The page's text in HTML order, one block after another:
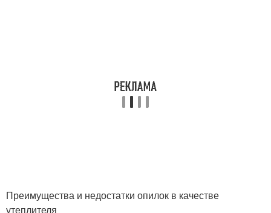
Преимущества и недостатки опилок в качестве
утеплителя